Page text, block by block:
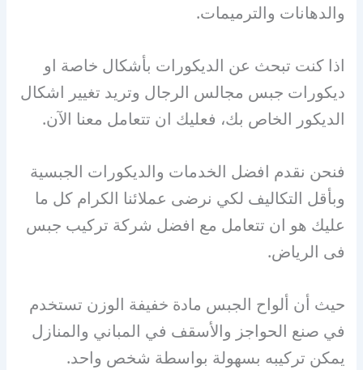
والدهانات والترميمات.
اذا كنت تبحث عن الديكورات بأشكال خاصة او
ديكورات جبس مجالس الرجال وتريد تغيير اشكال
الديكور الخاص بك، فعليك ان تتعامل معنا الآن.
فنحن نقدم افضل الخدمات والديكورات الجبسية
وبأقل التكاليف لكي نرضى عملائنا الكرام كل ما
عليك هو ان تتعامل مع افضل شركة تركيب جبس
فى الرياض.
حيث أن ألواح الجبس مادة خفيفة الوزن تستخدم
في صنع الحواجز والأسقف في المباني والمنازل
يمكن تركيبه بسهولة بواسطة شخص واحد.